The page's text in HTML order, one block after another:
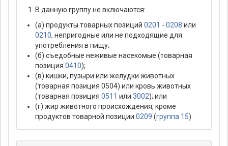
В данную группу не включаются:
(а) продукты товарных позиций 0201 - 0208 или
0210, непригодные или не подходящие для
употребления в пищу;
(б) съедобные неживые насекомые (товарная
позиция 0410);
(в) кишки, пузыри или желудки животных
(товарная позиция 0504) или кровь животных
(товарная позиция 0511 или 3002); или
(г) жир животного происхождения, кроме
продуктов товарной позиции 0209 (группа 15).